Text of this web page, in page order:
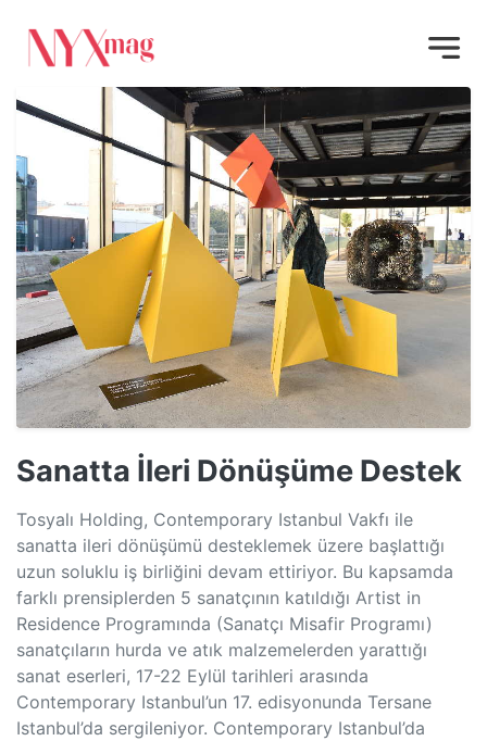
Sanatta İleri Dönüşüme Destek
Tosyalı Holding, Contemporary Istanbul Vakfı ile
sanatta ileri dönüşümü desteklemek üzere başlattığı
uzun soluklu iş birliğini devam ettiriyor. Bu kapsamda
farklı prensiplerden 5 sanatçının katıldığı Artist in
Residence Programında (Sanatçı Misafir Programı)
sanatçıların hurda ve atık malzemelerden yarattığı
sanat eserleri, 17-22 Eylül tarihleri arasında
Contemporary Istanbul’un 17. edisyonunda Tersane
Istanbul’da sergileniyor. Contemporary Istanbul’da